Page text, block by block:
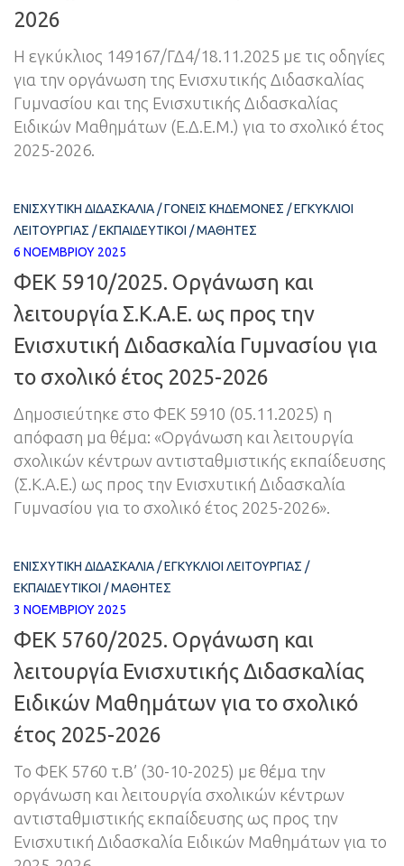
2026
Η εγκύκλιος 149167/ΓΔ4/18.11.2025 με τις οδηγίες
για την οργάνωση της Ενισχυτικής Διδασκαλίας
Γυμνασίου και της Ενισχυτικής Διδασκαλίας
Ειδικών Μαθημάτων (Ε.Δ.Ε.Μ.) για το σχολικό έτος
2025-2026.
ΕΝΙΣΧΥΤΙΚΉ ΔΙΔΑΣΚΑΛΊΑ /ΓΟΝΕΊΣ ΚΗΔΕΜΌΝΕΣ /ΕΓΚΎΚΛΙΟΙ
ΛΕΙΤΟΥΡΓΊΑΣ /ΕΚΠΑΙΔΕΥΤΙΚΟΊ /ΜΑΘΗΤΈΣ
6 ΝΟΕΜΒΡΊΟΥ 2025
ΦΕΚ 5910/2025. Οργάνωση και
λειτουργία Σ.Κ.Α.Ε. ως προς την
Ενισχυτική Διδασκαλία Γυμνασίου για
το σχολικό έτος 2025-2026
Δημοσιεύτηκε στο ΦΕΚ 5910 (05.11.2025) η
απόφαση μα θέμα: «Οργάνωση και λειτουργία
σχολικών κέντρων αντισταθμιστικής εκπαίδευσης
(Σ.Κ.Α.Ε.) ως προς την Ενισχυτική Διδασκαλία
Γυμνασίου για το σχολικό έτος 2025-2026».
ΕΝΙΣΧΥΤΙΚΉ ΔΙΔΑΣΚΑΛΊΑ /ΕΓΚΎΚΛΙΟΙ ΛΕΙΤΟΥΡΓΊΑΣ /
ΕΚΠΑΙΔΕΥΤΙΚΟΊ /ΜΑΘΗΤΈΣ
3 ΝΟΕΜΒΡΊΟΥ 2025
ΦΕΚ 5760/2025. Οργάνωση και
λειτουργία Ενισχυτικής Διδασκαλίας
Ειδικών Μαθημάτων για το σχολικό
έτος 2025-2026
Το ΦΕΚ 5760 τ.Β’ (30-10-2025) με θέμα την
οργάνωση και λειτουργία σχολικών κέντρων
αντισταθμιστικής εκπαίδευσης ως προς την
Ενισχυτική Διδασκαλία Ειδικών Μαθημάτων για το